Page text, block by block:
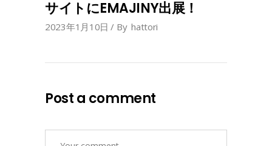
サイトにEMAJINY出展！
2023年1月10日 By hattori
Post a comment